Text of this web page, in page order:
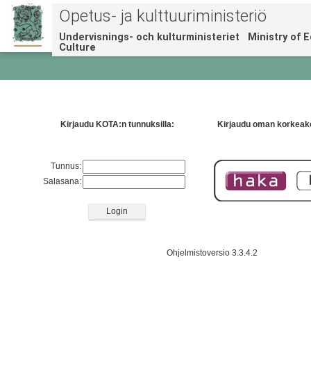
Opetus- ja kulttuuriministeriö
Undervisnings- och kulturministeriet Ministry of
Culture
Kirjaudu KOTA:n tunnuksilla: Kirjaudu oman
Tunnus:
Salasana:
Ohjelmistoversio 3.3.4.2